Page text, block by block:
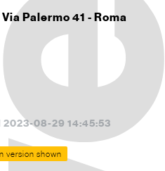
Palermo 41 - Roma
2023-08-29 14:45:53
version shown